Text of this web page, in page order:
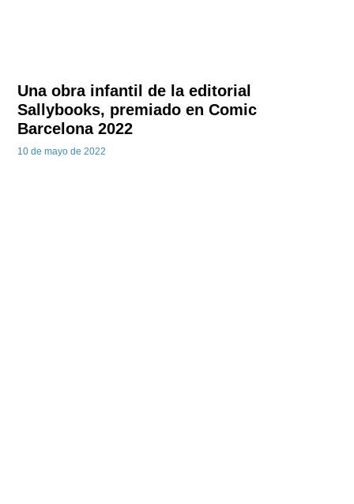
Una obra infantil de la editorial
Sallybooks, premiado en Comic
Barcelona 2022
10 de mayo de 2022